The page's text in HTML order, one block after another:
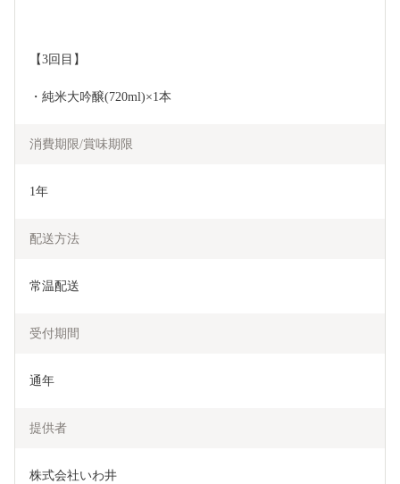
【3回目】
・純米大吟醸(720ml)×1本
消費期限/賞味期限
1年
配送方法
常温配送
受付期間
通年
提供者
株式会社いわ井